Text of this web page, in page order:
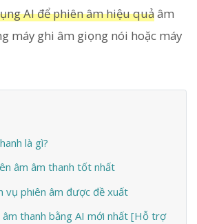
AI để phiên âm hiệu quảâm
máy ghi âm giọng nói hoặc máy
là gì?
âm âm thanh tốt nhất
vụ phiên âm được đề xuất
âm thanh bằng AI mới nhất [Hỗ trợ